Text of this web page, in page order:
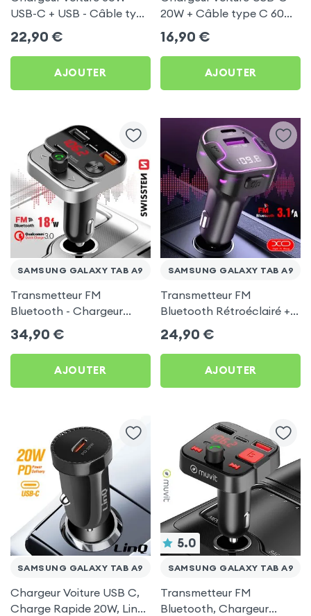
USB-C + USB - Câble type
C 60W Blue Star pour
Samsung Galaxy Tab A9
22,90 €
AJOUTER
20W + Câble type C 60W
Blue Star pour Samsung
Galaxy Tab A9
16,90 €
AJOUTER
SAMSUNG GALAXY TAB A9
Transmetteur FM
Bluetooth - Chargeur
Voiture USB C + USB -
Swissten
34,90 €
AJOUTER
SAMSUNG GALAXY TAB A9
Transmetteur FM
Bluetooth Rétroéclairé +
Chargeur Voiture USB C
et USB - XO
24,90 €
AJOUTER
SAMSUNG GALAXY TAB A9
Chargeur Voiture USB C,
Charge Rapide 20W, LinQ
5.0
SAMSUNG GALAXY TAB A9
Transmetteur FM
Bluetooth, Chargeur